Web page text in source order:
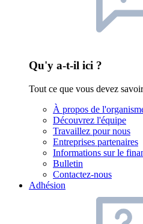
Qu'y a-t-il ici ?
Tout ce que vous devez
À propos de
Découvrez l'équipe
Travaillez pour nous
Entreprises partenaires
Informations sur le
Bulletin
Contactez-nous
Adhésion